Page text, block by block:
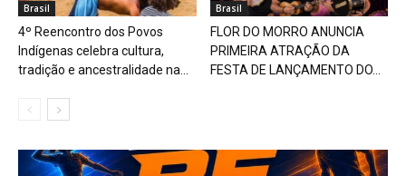
Brasil
4º Reencontro dos Povos
Indígenas celebra cultura,
tradição e ancestralidade na...
Brasil
FLOR DO MORRO ANUNCIA
PRIMEIRA ATRAÇÃO DA
FESTA DE LANÇAMENTO DO...